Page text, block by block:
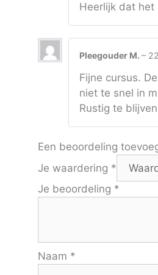
Heerlijk dat het
Pleegouder M. –
Fijne cursus.
niet te snel in
Rustig te
Een beoordeling
Je waardering *
Je beoordeling *
Naam *